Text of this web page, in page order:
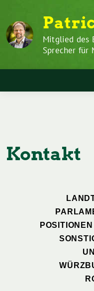
Inhalt
springen
zum
Inhalt
Mitglied des
Sprecher für
Kontakt
POSITIONEN